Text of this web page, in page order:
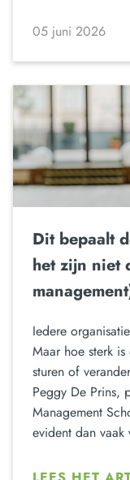
05 juni 2026
Dit bepaalt
het zijn niet
Iedere
Maar hoe sterk
sturen of
Peggy De Prins,
Management
evident dan